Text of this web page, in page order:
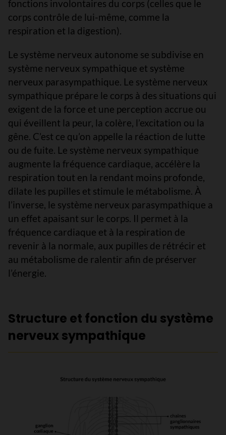
fonctions involontaires du corps (celles que le
corps contrôle de lui-même, comme la
respiration et la digestion).
Le système nerveux autonome se subdivise en
système nerveux sympathique et système
nerveux parasympathique. Le système nerveux
sympathique prépare le corps à des situations qui
exigent de la force et une perception accrue ou
qui éveillent la peur, la colère, l’excitation ou la
gêne. C’est ce qu’on appelle la réaction de lutte
ou de fuite. Le système nerveux sympathique
augmente la fréquence cardiaque, accélère la
respiration tout en la rendant moins profonde,
dilate les pupilles et stimule le métabolisme. À
l’inverse, le système nerveux parasympathique a
un effet apaisant sur le corps. Il permet à la
fréquence cardiaque et à la respiration de
revenir à la normale, aux pupilles de rétrécir et
au métabolisme de ralentir afin de préserver
l’énergie.
Structure et fonction du système
nerveux sympathique